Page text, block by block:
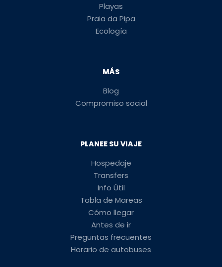
Playas
Praia da Pipa
Ecología
MÁS
Blog
Compromiso social
PLANEE SU VIAJE
Hospedaje
Transfers
Info Útil
Tabla de Mareas
Cómo llegar
Antes de ir
Preguntas frecuentes
Horario de autobuses